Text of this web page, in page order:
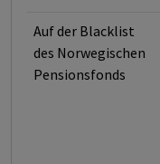
Auf der Blacklist
des Norwegischen
Pensionsfonds